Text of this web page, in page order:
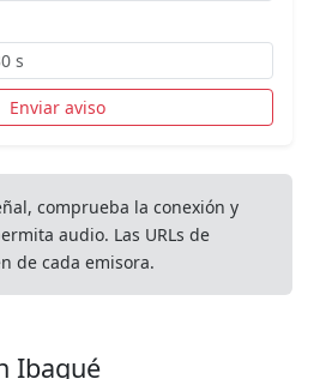
Enviar aviso
comprueba la conexión y
audio. Las URLs de
de cada emisora.
Ibagué